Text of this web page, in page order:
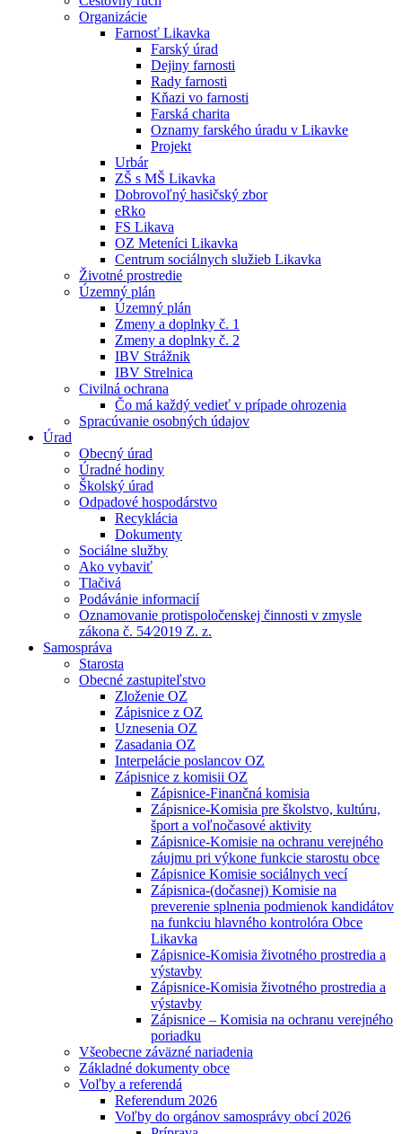
Organizácie
Farnosť Likavka
Farský úrad
Dejiny farnosti
Rady farnosti
Kňazi vo farnosti
Farská charita
Oznamy farského úradu v Likavke
Projekt
Urbár
ZŠ s MŠ Likavka
Dobrovoľný hasičský zbor
eRko
FS Likava
OZ Meteníci Likavka
Centrum sociálnych služieb Likavka
Životné prostredie
Územný plán
Územný plán
Zmeny a doplnky č. 1
Zmeny a doplnky č. 2
IBV Strážnik
IBV Strelnica
Civilná ochrana
Čo má každý vedieť v prípade ohrozenia
Spracúvanie osobných údajov
Úrad
Obecný úrad
Úradné hodiny
Školský úrad
Odpadové hospodárstvo
Recyklácia
Dokumenty
Sociálne služby
Ako vybaviť
Tlačivá
Podávánie informacií
Oznamovanie protispoločenskej činnosti v zmysle
zákona č. 54⁄2019 Z. z.
Samospráva
Starosta
Obecné zastupiteľstvo
Zloženie OZ
Zápisnice z OZ
Uznesenia OZ
Zasadania OZ
Interpelácie poslancov OZ
Zápisnice z komisii OZ
Zápisnice-Finančná komisia
Zápisnice-Komisia pre školstvo, kultúru,
šport a voľnočasové aktivity
Zápisnice-Komisie na ochranu verejného
záujmu pri výkone funkcie starostu obce
Zápisnice Komisie sociálnych vecí
Zápisnica-(dočasnej) Komisie na
preverenie splnenia podmienok kandidátov
na funkciu hlavného kontrolóra Obce
Likavka
Zápisnice-Komisia životného prostredia a
výstavby
Zápisnice-Komisia životného prostredia a
výstavby
Zápisnice – Komisia na ochranu verejného
poriadku
Všeobecne záväzné nariadenia
Základné dokumenty obce
Voľby a referendá
Referendum 2026
Voľby do orgánov samosprávy obcí 2026